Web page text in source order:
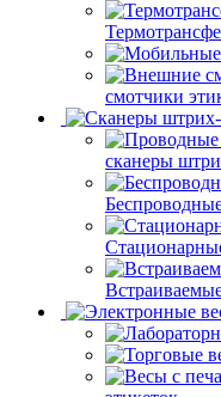
смотчики
сканеры